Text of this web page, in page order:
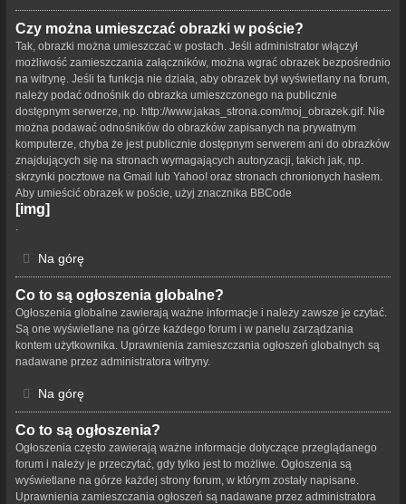
Czy można umieszczać obrazki w poście?
Tak, obrazki można umieszczać w postach. Jeśli administrator włączył
możliwość zamieszczania załączników, można wgrać obrazek bezpośrednio
na witrynę. Jeśli ta funkcja nie działa, aby obrazek był wyświetlany na forum,
należy podać odnośnik do obrazka umieszczonego na publicznie
dostępnym serwerze, np. http://www.jakas_strona.com/moj_obrazek.gif. Nie
można podawać odnośników do obrazków zapisanych na prywatnym
komputerze, chyba że jest publicznie dostępnym serwerem ani do obrazków
znajdujących się na stronach wymagających autoryzacji, takich jak, np.
skrzynki pocztowe na Gmail lub Yahoo! oraz stronach chronionych hasłem.
Aby umieścić obrazek w poście, użyj znacznika BBCode
[img]
Na górę
Co to są ogłoszenia globalne?
Ogłoszenia globalne zawierają ważne informacje i należy zawsze je czytać.
Są one wyświetlane na górze każdego forum i w panelu zarządzania
kontem użytkownika. Uprawnienia zamieszczania ogłoszeń globalnych są
nadawane przez administratora witryny.
Na górę
Co to są ogłoszenia?
Ogłoszenia często zawierają ważne informacje dotyczące przeglądanego
forum i należy je przeczytać, gdy tylko jest to możliwe. Ogłoszenia są
wyświetlane na górze każdej strony forum, w którym zostały napisane.
Uprawnienia zamieszczania ogłoszeń są nadawane przez administratora